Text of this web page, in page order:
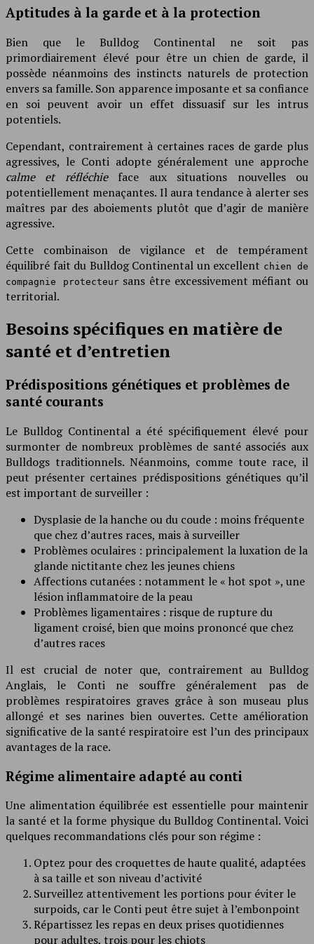
Aptitudes à la garde et à la protection
Bien que le Bulldog Continental ne soit pas
primordiairement élevé pour être un chien de garde, il
possède néanmoins des instincts naturels de protection
envers sa famille. Son apparence imposante et sa confiance
en soi peuvent avoir un effet dissuasif sur les intrus
potentiels.
Cependant, contrairement à certaines races de garde plus
agressives, le Conti adopte généralement une approche
calme et réfléchieface aux situations nouvelles ou
potentiellement menaçantes. Il aura tendance à alerter ses
maîtres par des aboiements plutôt que d’agir de manière
agressive.
Cette combinaison de vigilance et de tempérament
équilibré fait du Bulldog Continental un excellent chien de
compagnie protecteursans être excessivement méfiant ou
territorial.
Besoins spécifiques en matière de
santé et d’entretien
Prédispositions génétiques et problèmes de
santé courants
Le Bulldog Continental a été spécifiquement élevé pour
surmonter de nombreux problèmes de santé associés aux
Bulldogs traditionnels. Néanmoins, comme toute race, il
peut présenter certaines prédispositions génétiques qu’il
est important de surveiller :
Dysplasie de la hanche ou du coude : moins fréquente
que chez d’autres races, mais à surveiller
Problèmes oculaires : principalement la luxation de la
glande nictitante chez les jeunes chiens
Affections cutanées : notamment le « hot spot », une
lésion inflammatoire de la peau
Problèmes ligamentaires : risque de rupture du
ligament croisé, bien que moins prononcé que chez
d’autres races
Il est crucial de noter que, contrairement au Bulldog
Anglais, le Conti ne souffre généralement pas de
problèmes respiratoires graves grâce à son museau plus
allongé et ses narines bien ouvertes. Cette amélioration
significative de la santé respiratoire est l’un des principaux
avantages de la race.
Régime alimentaire adapté au conti
Une alimentation équilibrée est essentielle pour maintenir
la santé et la forme physique du Bulldog Continental. Voici
quelques recommandations clés pour son régime :
Optez pour des croquettes de haute qualité, adaptées
à sa taille et son niveau d’activité
Surveillez attentivement les portions pour éviter le
surpoids, car le Conti peut être sujet à l’embonpoint
Répartissez les repas en deux prises quotidiennes
pour adultes, trois pour les chiots